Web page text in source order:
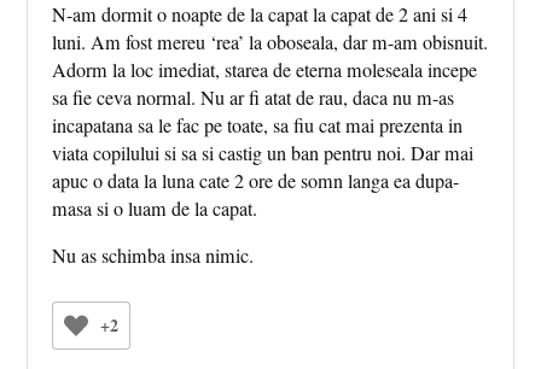
N-am dormit o noapte de la capat la capat de 2 ani si 4
luni. Am fost mereu ‘rea’ la oboseala, dar m-am obisnuit.
Adorm la loc imediat, starea de eterna moleseala incepe
sa fie ceva normal. Nu ar fi atat de rau, daca nu m-as
incapatana sa le fac pe toate, sa fiu cat mai prezenta in
viata copilului si sa si castig un ban pentru noi. Dar mai
apuc o data la luna cate 2 ore de somn langa ea dupa-
masa si o luam de la capat.
Nu as schimba insa nimic.
+2